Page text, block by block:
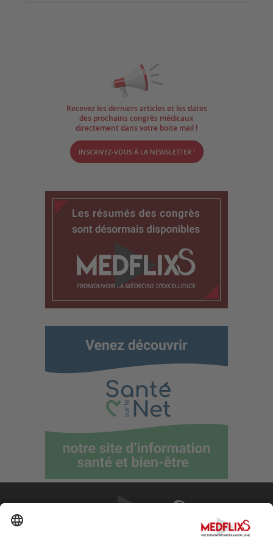
Recevez les derniers articles et les dates
des prochains congrès médicaux
directement dans votre boite mail !
INSCRIVEZ-VOUS À LA NEWSLETTER !